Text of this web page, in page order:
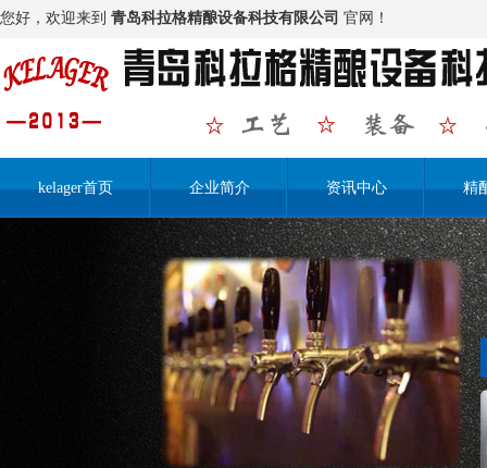
您好，欢迎来到 青岛科拉格精酿设备科技有限公司 官网！
kelager首页 企业简介 资讯中心 精